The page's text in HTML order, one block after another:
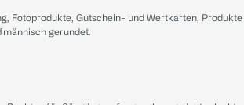
Fotoprodukte, Gutschein- und Wertkarten,
gerundet.